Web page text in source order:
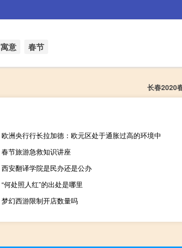
寓意 春节
长春2020
欧洲央行行长拉加德：欧元区处于通胀过高的环境中
春节旅游急救知识讲座
西安翻译学院是民办还是公办
“何处照人红”的出处是哪里
梦幻西游限制开店数量吗